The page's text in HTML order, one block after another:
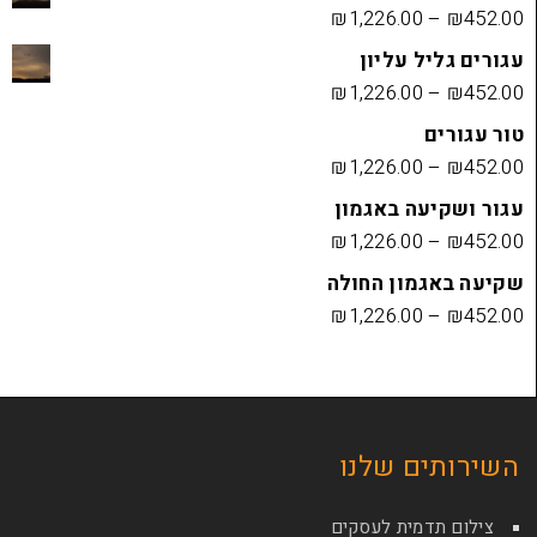
₪1,226.00
עליון
₪1,226.00
₪1,226.00
באגמון
₪1,226.00
החולה
₪1,226.00
שלנו
לעסקים